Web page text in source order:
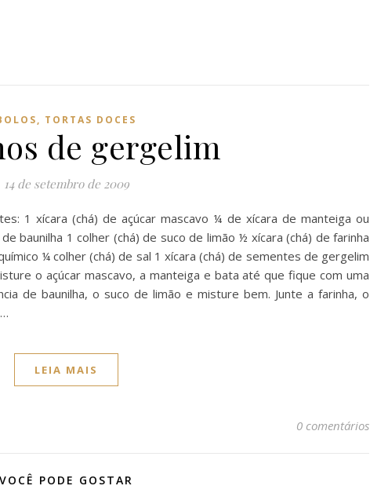
TORTAS DOCES
de gergelim
14 de setembro de 2009
1 xícara (chá) de açúcar mascavo ¼ de xícara de manteiga ou
baunilha 1 colher (chá) de suco de limão ½ xícara (chá) de farinha
¼ colher (chá) de sal 1 xícara (chá) de sementes de gergelim
o açúcar mascavo, a manteiga e bata até que fique com uma
de baunilha, o suco de limão e misture bem. Junte a farinha, o
LEIA MAIS
0 comentários
VOCÊ PODE GOSTAR